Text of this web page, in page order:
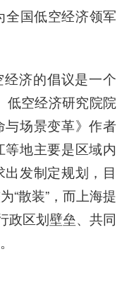
全国低空经济领军
经济的倡议是一个
低空经济研究院院
场景变革》作者
地主要是区域内
发制定规划，目
“散装”，而上海提
政区划壁垒、共同